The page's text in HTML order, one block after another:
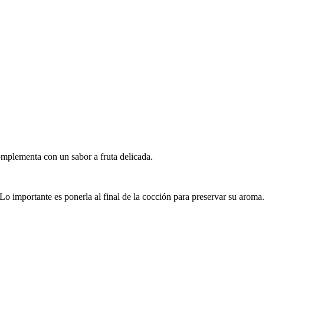
con un sabor a fruta delicada.
importante es ponerla al final de la cocción para preservar su aroma.